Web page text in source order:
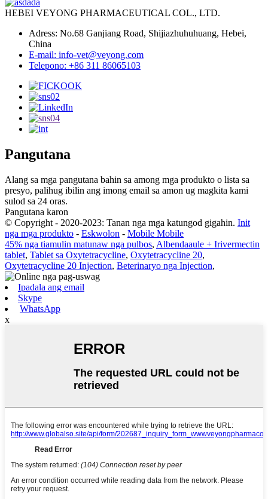
HEBEI VEYONG PHARMACEUTICAL COL., LTD.
Adress: No.68 Ganjiang Road, Shijiazhuhuhuang, Hebei,
China
E-mail: info-vet@veyong.com
Telepono: +86 311 86065103
Pangutana
Alang sa mga pangutana bahin sa among mga produkto o lista sa
presyo, palihug ibilin ang imong email sa amon ug magkita kami
sulod sa 24 oras.
Pangutana karon
© Copyright - 2020-2023: Tanan nga mga katungod gigahin. Init
nga mga produkto - Eskwolon - Mobile Mobile
45% nga tiamulin matunaw nga pulbos, Albendaaule + Irivermectin
tablet, Tablet sa Oxytetracycline, Oxytetracycline 20,
Oxytetracycline 20 Injection, Beterinaryo nga Injection,
Ipadala ang email
Skype
WhatsApp
x